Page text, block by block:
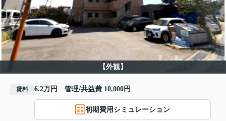
【外観】
賃料 6.2万円 管理/共益費 10,000円
初期費用シミュレーション